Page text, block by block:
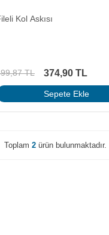
Kol Askısı
TL 374,90 TL
Sepete Ekle
Toplam 2 ürün bulunmaktadır.